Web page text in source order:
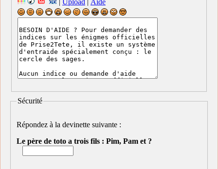
| Upload | Aide
Sécurité
Répondez à la devinette suivante :
Le père de toto a trois fils : Pim, Pam et ?